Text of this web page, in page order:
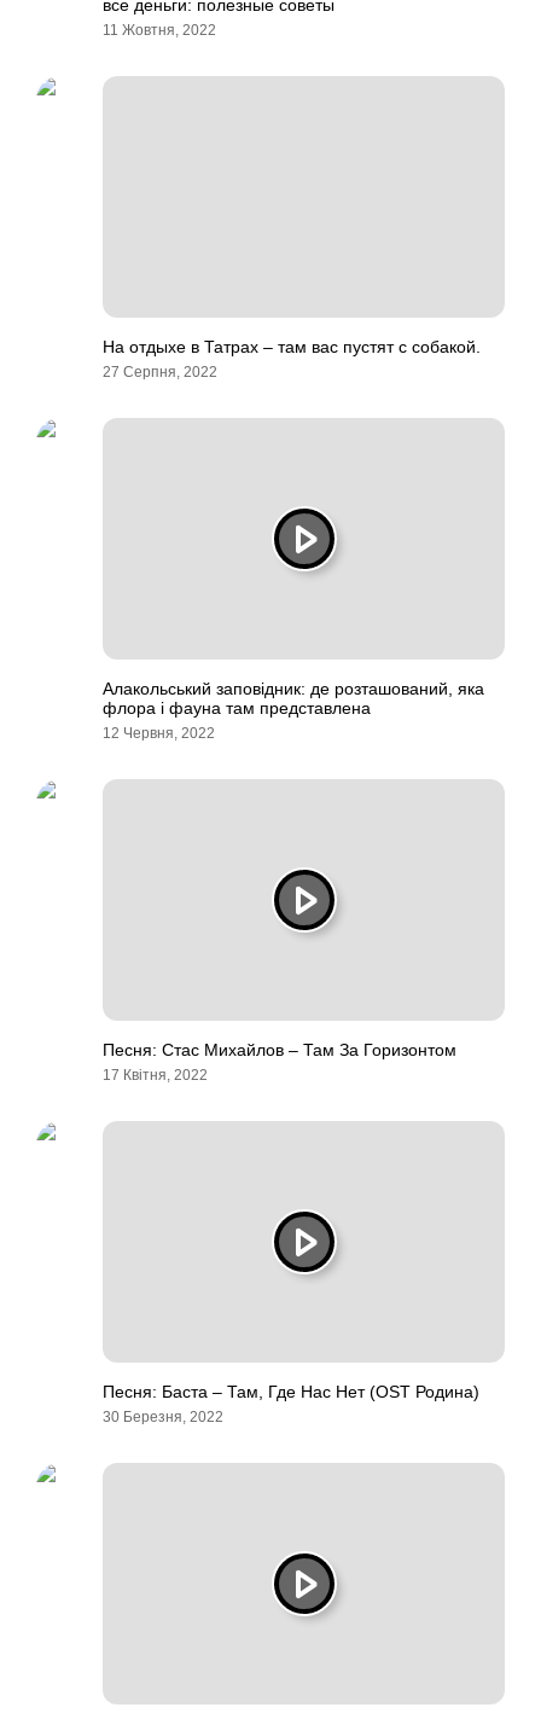
все деньги: полезные советы
11 Жовтня, 2022
На отдыхе в Татрах – там вас пустят с собакой.
27 Серпня, 2022
Алакольський заповідник: де розташований, яка
флора і фауна там представлена
12 Червня, 2022
Песня: Стас Михайлов – Там За Горизонтом
17 Квітня, 2022
Песня: Баста – Там, Где Нас Нет (OST Родина)
30 Березня, 2022